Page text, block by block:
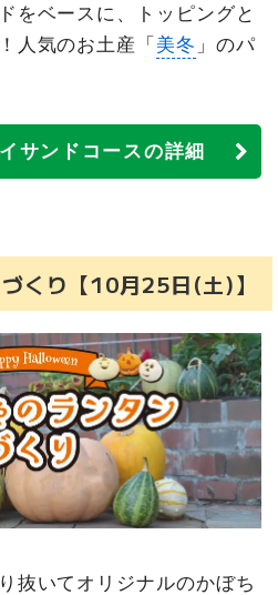
をベースに、トッピングと
人気のお土産「美冬 」のパ
サンドコースの詳細
くり【10月25日(土)】
抜いてオリジナルのかぼち